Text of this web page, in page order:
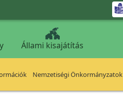
Állami kisajátítás
Nemzetiségi Önkormányzatok